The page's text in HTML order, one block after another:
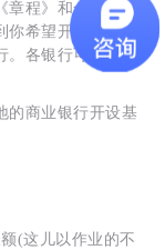
程》和全体股东
希望开户的银行
。各银行可能会不
商业银行开设基
(这儿以作业的不